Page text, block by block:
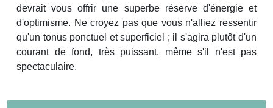
devrait vous offrir une superbe réserve d'énergie et
d'optimisme. Ne croyez pas que vous n'alliez ressentir
qu'un tonus ponctuel et superficiel ; il s'agira plutôt d'un
courant de fond, très puissant, même s'il n'est pas
spectaculaire.